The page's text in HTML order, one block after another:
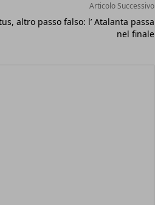
Articolo Successivo
altro passo falso: l’ Atalanta passa
nel finale